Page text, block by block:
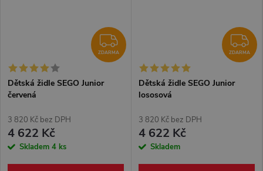
ZDARMA
ZDARMA
Dětská židle SEGO Junior
červená
3 820 Kč bez DPH
4 622 Kč
Skladem 4 ks
ZDARMA
Dětská židle SEGO Junior
lososová
3 820 Kč bez DPH
4 622 Kč
Skladem